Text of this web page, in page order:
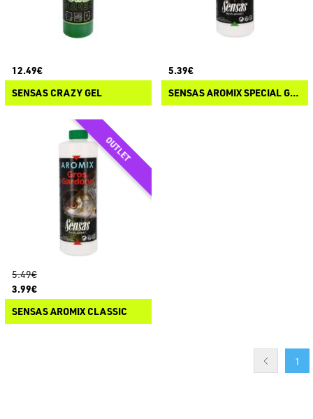
12.49€
SENSAS CRAZY GEL
5.39€
SENSAS AROMIX SPECIAL GRAINE
5.49€
3.99€
SENSAS AROMIX CLASSIC
1